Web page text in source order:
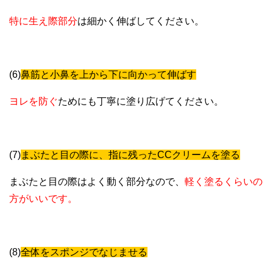
特に生え際部分は細かく伸ばしてください。
(6)鼻筋と小鼻を上から下に向かって伸ばす
ヨレを防ぐためにも丁寧に塗り広げてください。
(7)まぶたと目の際に、指に残ったCCクリームを塗る
まぶたと目の際はよく動く部分なので、 軽く塗るくらいの
方がいいです。
(8)全体をスポンジでなじませる